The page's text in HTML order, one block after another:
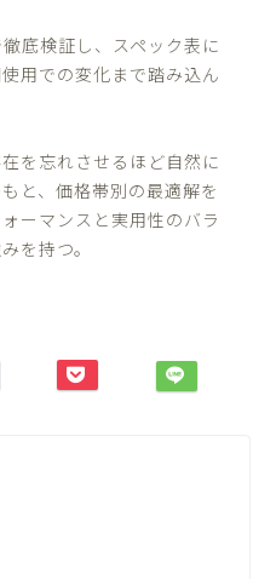
底検証し、スペック表に
用での変化まで踏み込ん
を忘れさせるほど自然に
と、価格帯別の最適解を
ーマンスと実用性のバラ
を持つ。